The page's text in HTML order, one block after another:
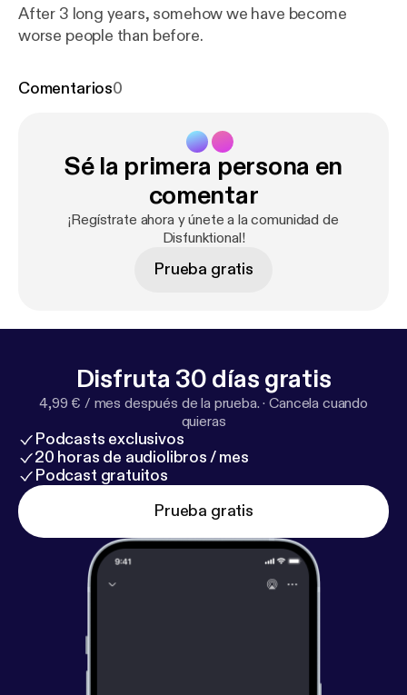
After 3 long years, somehow we have become
worse people than before.
Comentarios0
Sé la primera persona en
comentar
¡Regístrate ahora y únete a la comunidad de
Disfunktional!
Prueba gratis
Disfruta 30 días gratis
4,99 € / mes después de la prueba. ·Cancela cuando
quieras
Podcasts exclusivos
20 horas de audiolibros / mes
Podcast gratuitos
Prueba gratis